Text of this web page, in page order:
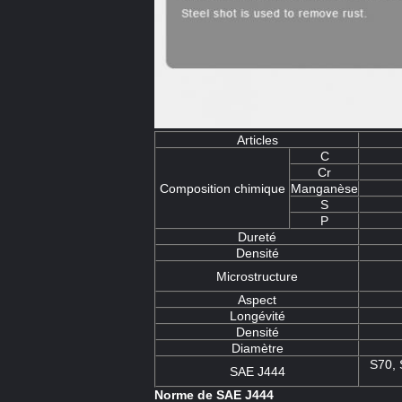
Articles
Composition chimique
C
Cr
Manganèse
S
P
Dureté
Densité
Microstructure
Aspect
Longévité
Densité
Diamètre
SAE J444
S70,
Norme de SAE J444